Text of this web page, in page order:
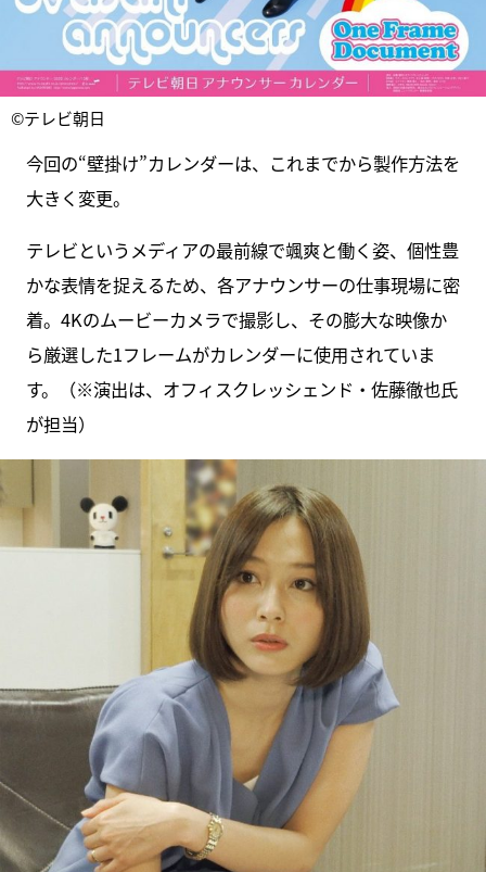
©テレビ朝日
今回の“壁掛け”カレンダーは、これまでから製作方法を
大きく変更。
テレビというメディアの最前線で颯爽と働く姿、個性豊
かな表情を捉えるため、各アナウンサーの仕事現場に密
着。4Kのムービーカメラで撮影し、その膨大な映像か
ら厳選した1フレームがカレンダーに使用されていま
す。（※演出は、オフィスクレッシェンド・佐藤徹也氏
が担当）